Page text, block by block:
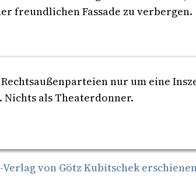
freundlichen Fassade zu verbergen.
nur um eine
Nichts als Theaterdonner.
-Verlag von Götz Kubitschek